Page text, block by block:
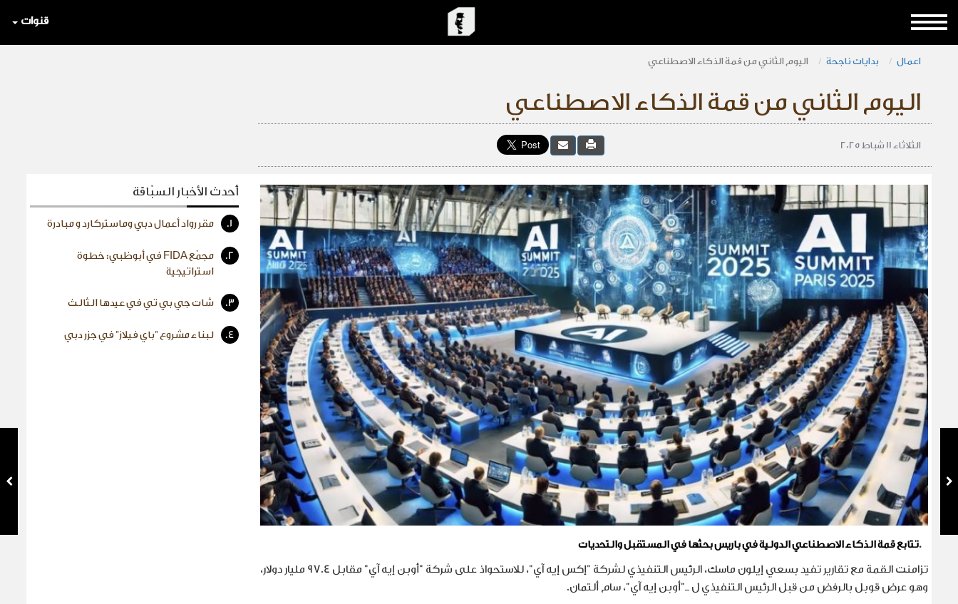
قنوات
اعمال بدايات ناجحة اليوم الثاني من قمة الذكاء الاصطناعي
اليوم الثاني من قمة الذكاء الاصطناعي
الثلاثاء 11 شباط 2025
.تتابع قمة الذكاء الاصطناعي الدولية في باريس بحثها في المستقبل والتحديات
تزامنت القمة مع تقارير تفيد بسعي إيلون ماسك، الرئيس التنفيذي لشركة "إكس إيه آي"، للاستحواذ على شركة "أوبن إيه آي" مقابل 97.4 مليار دولار،
وهو عرض قوبل بالرفض من قبل الرئيس التنفيذي ل ـ"أوبن إيه آي"، سام ألتمان.
أحدث الأخبار السبّاقة
1. مقر رواد أعمال دبي وماستركارد و مبادرة
2.
مجمّع FIDA في أبوظبي: خطوة
استراتيجية
3. شات جي بي تي في عيدها الثالث
4. لبناء مشروع "باي فيلاز" في جزر دبي